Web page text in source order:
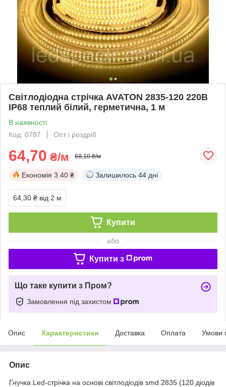
Світлодіодна стрічка AVATON 2835-120 220В
IP68 теплий білий, герметична, 1 м
В наявності
Код: 0787
Опт і роздріб
64,70 ₴/м 68,10 ₴/м
Економія 3.40 ₴ Залишилось 44 дні
64,30 ₴ від 2 м
Купити
або
Купити з
Що таке купити з Пром?
Замовлення під захистом
Опис Характеристики Доставка Оплата Умови
Опис
Гнучка Led-стрічка на основі світлодіодів smd 2835 (120 діодів